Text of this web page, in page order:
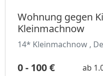
Wohnung gegen
Kleinmachnow
14* Kleinmachnow ,
0 - 100 € ab